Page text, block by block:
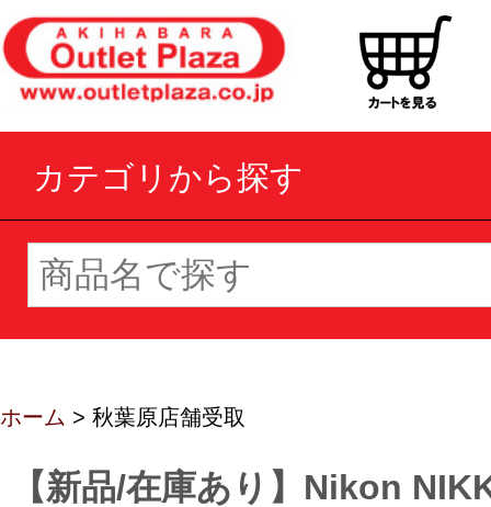
カテゴリから探す
ホーム > 秋葉原店舗受取
【新品/在庫あり】Nikon